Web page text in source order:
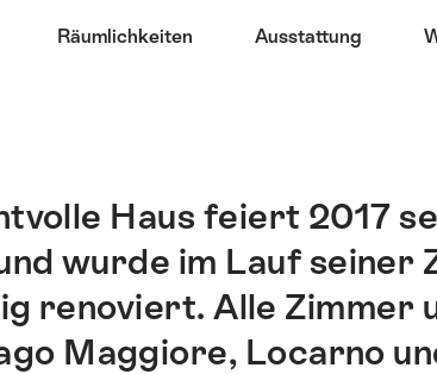
Räumlichkeiten Ausstattung
Haus feiert 2017
wurde im Lauf seiner
renoviert. Alle Zimmer
Maggiore, Locarno